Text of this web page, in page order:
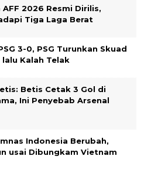
2026 Resmi Dirilis,
Tiga Laga Berat
3-0, PSG Turunkan Skuad
lalu Kalah Telak
Betis Cetak 3 Gol di
Ini Penyebab Arsenal
Indonesia Berubah,
usai Dibungkam Vietnam